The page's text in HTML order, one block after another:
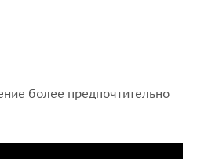
более предпочтительно